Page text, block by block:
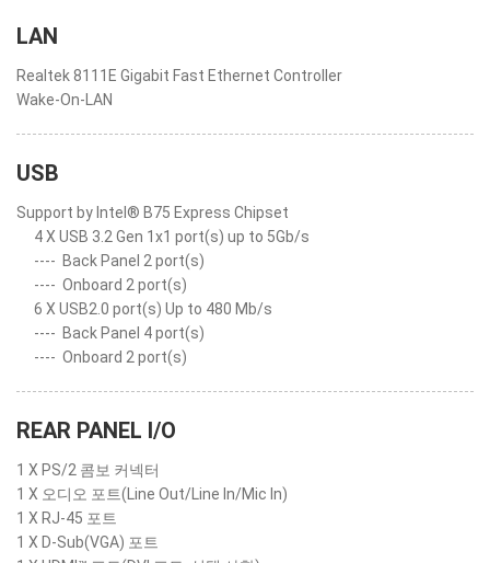
LAN
Realtek 8111E Gigabit Fast Ethernet Controller
Wake-On-LAN
USB
Support by Intel® B75 Express Chipset
4 X USB 3.2 Gen 1x1 port(s) up to 5Gb/s
---- Back Panel 2 port(s)
---- Onboard 2 port(s)
6 X USB2.0 port(s) Up to 480 Mb/s
---- Back Panel 4 port(s)
---- Onboard 2 port(s)
REAR PANEL I/O
1 X PS/2 콤보 커넥터
1 X 오디오 포트(Line Out/Line In/Mic In)
1 X RJ-45 포트
1 X D-Sub(VGA) 포트